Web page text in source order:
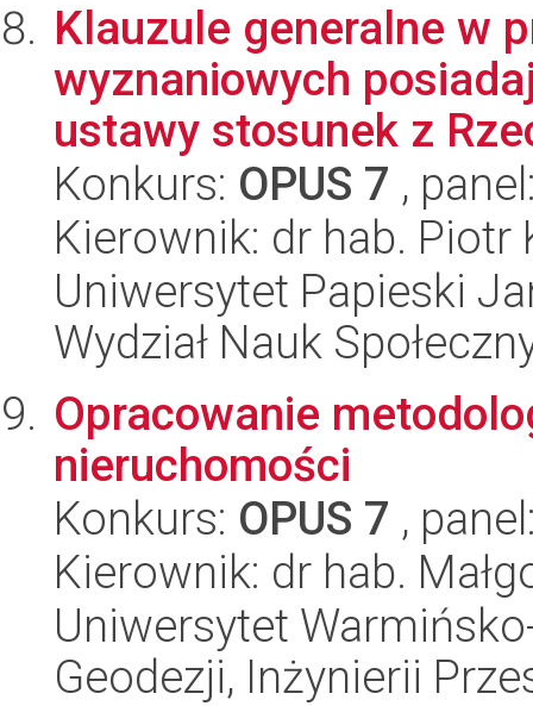
Klauzule generalne w
wyznaniowych
ustawy stosunek z
Konkurs: OPUS 7 ,
Kierownik: dr hab. Piotr
Uniwersytet Papieski
Wydział Nauk
Opracowanie
nieruchomości
Konkurs: OPUS 7 ,
Kierownik: dr hab.
Uniwersytet
Geodezji, Inżynierii